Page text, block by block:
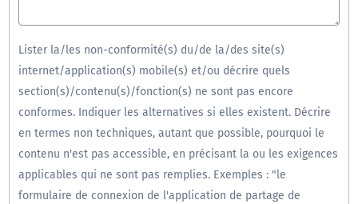
Lister la/les non-conformité(s) du/de la/des site(s)
internet/application(s) mobile(s) et/ou décrire quels
section(s)/contenu(s)/fonction(s) ne sont pas encore
conformes. Indiquer les alternatives si elles existent. Décrire
en termes non techniques, autant que possible, pourquoi le
contenu n'est pas accessible, en précisant la ou les exigences
applicables qui ne sont pas remplies. Exemples : "le
formulaire de connexion de l'application de partage de